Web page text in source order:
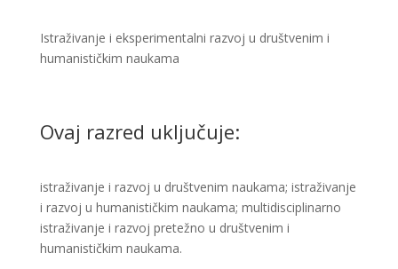
Istraživanje i eksperimentalni razvoj u društvenim i
humanističkim naukama ​
Ovaj razred uključuje:
istraživanje i razvoj u društvenim naukama; istraživanje
i razvoj u humanističkim naukama; multidisciplinarno
istraživanje i razvoj pretežno u društvenim i
humanističkim naukama.